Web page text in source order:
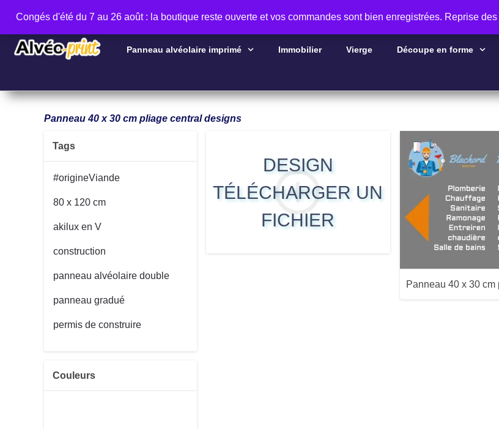
Congés d'été du 7 au 26 août : la boutique reste ouverte et vos commandes sont bien enregistrées. Reprise
Panneau alvéolaire imprimé Immobilier Vierge Découpe en forme
Panneau 40 x 30 cm pliage central designs
Tags
#origineViande
80 x 120 cm
akilux en V
construction
panneau alvéolaire double
panneau gradué
permis de construire
Couleurs
DESIGN
TÉLÉCHARGER UN
FICHIER
Aperçu